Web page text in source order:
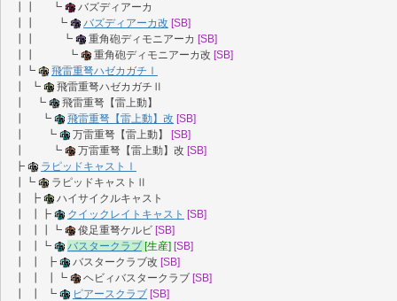
┃┃ ┗
バズディアーカ
┃┃ ┗
バズディアーカ改 [SB]
┃┃ ┗
重角砲ディモニアーカ [SB]
┃┃ ┗
重角砲ディモニアーカ改 [SB]
┃┗
飛雷重弩ハゼカガチⅠ
┃ ┗
飛雷重弩ハゼカガチⅡ
┃ ┗
飛雷重弩【雷上動】
┃ ┗
飛雷重弩【雷上動】改 [SB]
┃ ┗
万雷重弩【雷上動】
[SB]
┃ ┗
万雷重弩【雷上動】改 [SB]
┣
ラピッドキャストⅠ
┃┗
ラピッドキャストⅡ
┃ ┣
ハイサイクルキャスト
┃ ┃┣
クイックレイトキャスト [SB]
┃ ┃┃┗
俊足重弩ケルビ [SB]
┃ ┃┗
バスタークラブ [生産] [SB]
┃ ┃ ┣
バスタークラブ改 [SB]
┃ ┃ ┃┗
ヘビィバスタークラブ [SB]
┃ ┃ ┗
ピアースクラブ [SB]